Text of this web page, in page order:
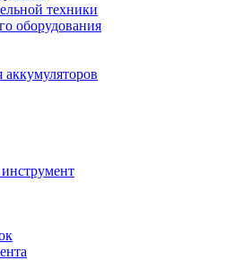
техники
оборудования
аккумуляторов